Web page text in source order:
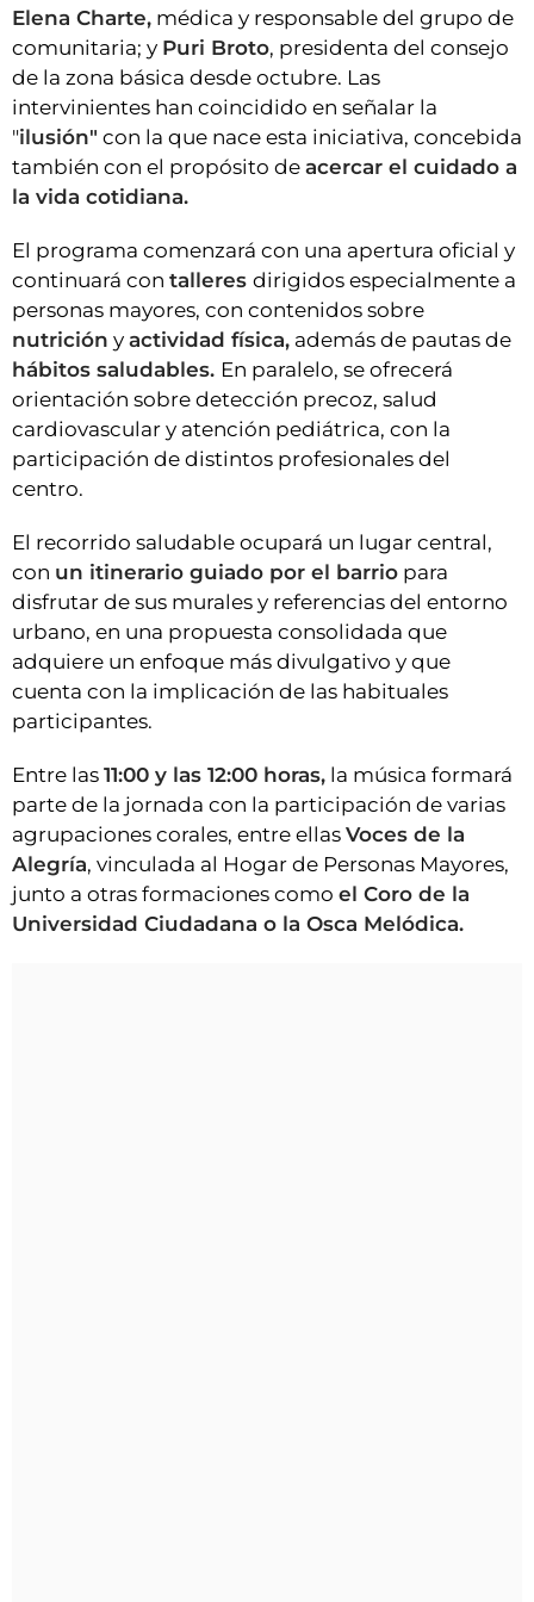
Elena Charte, médica y responsable del grupo de
comunitaria; y Puri Broto, presidenta del consejo
de la zona básica desde octubre. Las
intervinientes han coincidido en señalar la
"ilusión" con la que nace esta iniciativa, concebida
también con el propósito de acercar el cuidado a
la vida cotidiana.
El programa comenzará con una apertura oficial y
continuará con talleres dirigidos especialmente a
personas mayores, con contenidos sobre
nutrición y actividad física, además de pautas de
hábitos saludables. En paralelo, se ofrecerá
orientación sobre detección precoz, salud
cardiovascular y atención pediátrica, con la
participación de distintos profesionales del
centro.
El recorrido saludable ocupará un lugar central,
con un itinerario guiado por el barrio para
disfrutar de sus murales y referencias del entorno
urbano, en una propuesta consolidada que
adquiere un enfoque más divulgativo y que
cuenta con la implicación de las habituales
participantes.
Entre las 11:00 y las 12:00 horas, la música formará
parte de la jornada con la participación de varias
agrupaciones corales, entre ellas Voces de la
Alegría, vinculada al Hogar de Personas Mayores,
junto a otras formaciones como el Coro de la
Universidad Ciudadana o la Osca Melódica.